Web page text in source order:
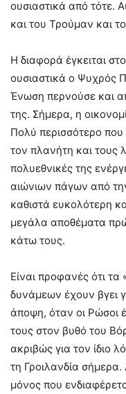
ουσιαστικά από τότε.
και του Τρούμαν και
Η διαφορά έγκειται
ουσιαστικά ο Ψυχρός
Ένωση περνούσε και
της. Σήμερα, η
Πολύ περισσότερο που
τον πλανήτη και τους
πολυεθνικές της
αιώνιων πάγων από
καθιστά ευκολότερη
μεγάλα αποθέματα
κάτω τους.
Είναι προφανές ότι
δυνάμεων έχουν βγει
άποψη, όταν οι Ρώσοι
τους στον βυθό του
ακριβώς για τον ίδιο
τη Γροιλανδία
μόνος που